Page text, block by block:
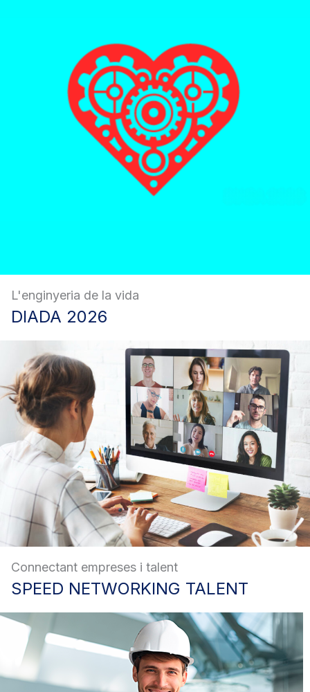
L'enginyeria de la vida
DIADA 2026
Connectant empreses i talent
SPEED NETWORKING TALENT